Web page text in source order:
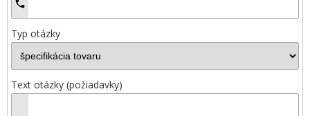
Typ otázky
Text otázky (požiadavky)